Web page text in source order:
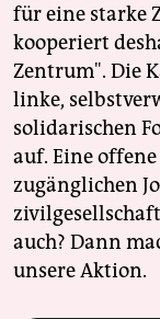
für eine starke
kooperiert
Zentrum". Die
linke,
solidarischen
auf. Eine
zugänglichen
auch? Dann
unsere Aktion.